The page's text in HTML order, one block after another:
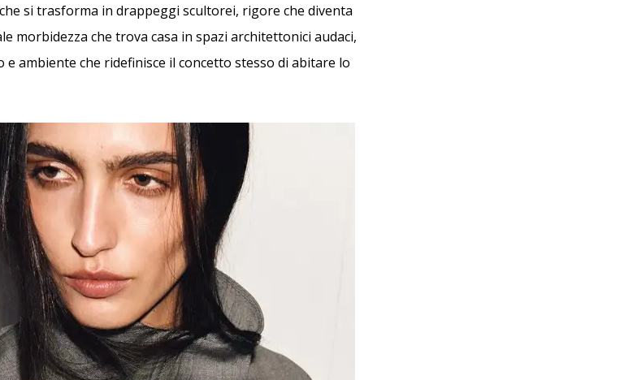
si trasforma in drappeggi scultorei, rigore che diventa
morbidezza che trova casa in spazi architettonici audaci,
ambiente che ridefinisce il concetto stesso di abitare lo